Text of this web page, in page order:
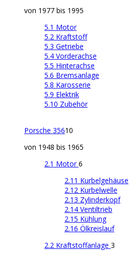
von 1977 bis 1995
5.1 Motor
5.2 Kraftstoff
5.3 Getriebe
5.4 Vorderachse
5.5 Hinterachse
5.6 Bremsanlage
5.8 Karosserie
5.9 Elektrik
5.10 Zubehör
Porsche 35610
von 1948 bis 1965
2.1 Motor6
2.11 Kurbelgehäuse
2.12 Kurbelwelle
2.13 Zylinderkopf
2.14 Ventiltrieb
2.15 Kühlung
2.16 Ölkreislauf
2.2 Kraftstoffanlage 3